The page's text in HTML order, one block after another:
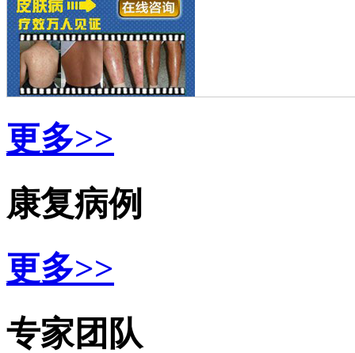
更多>>
康复病例
更多>>
专家团队